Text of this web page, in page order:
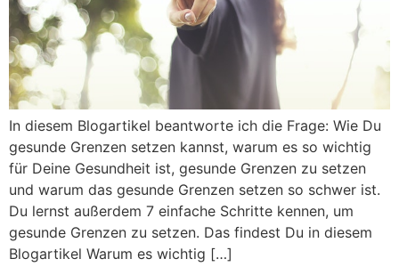
In diesem Blogartikel beantworte ich die Frage: Wie Du
gesunde Grenzen setzen kannst, warum es so wichtig
für Deine Gesundheit ist, gesunde Grenzen zu setzen
und warum das gesunde Grenzen setzen so schwer ist.
Du lernst außerdem 7 einfache Schritte kennen, um
gesunde Grenzen zu setzen. Das findest Du in diesem
Blogartikel Warum es wichtig […]